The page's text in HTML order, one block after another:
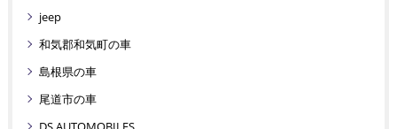
jeep
和気郡和気町の車
島根県の車
尾道市の車